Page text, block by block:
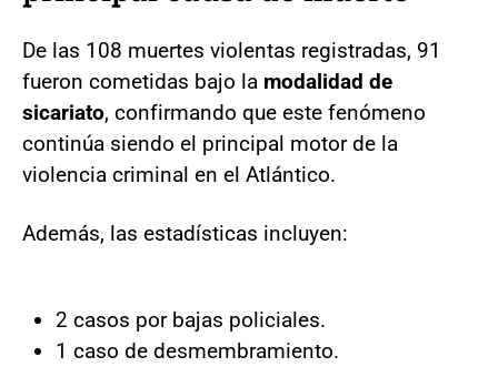
De las 108 muertes violentas registradas, 91
fueron cometidas bajo la modalidad de
sicariato, confirmando que este fenómeno
continúa siendo el principal motor de la
violencia criminal en el Atlántico.
Además, las estadísticas incluyen:
2 casos por bajas policiales.
1 caso de desmembramiento.